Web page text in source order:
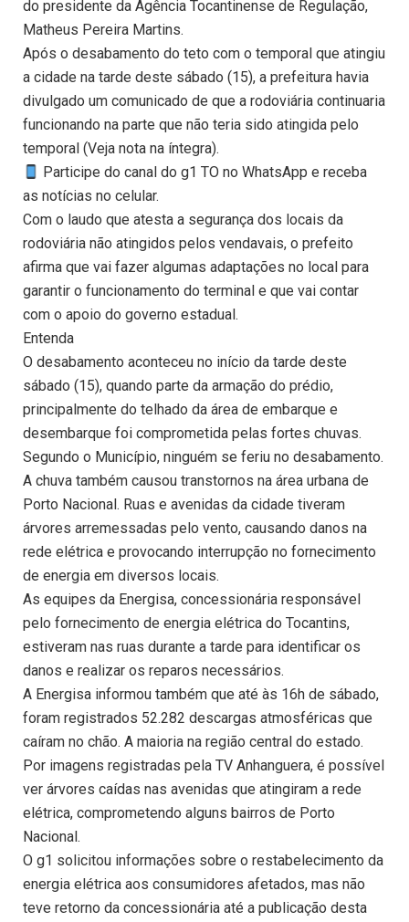
do presidente da Agência Tocantinense de Regulação,
Matheus Pereira Martins.
Após o desabamento do teto com o temporal que atingiu
a cidade na tarde deste sábado (15), a prefeitura havia
divulgado um comunicado de que a rodoviária continuaria
funcionando na parte que não teria sido atingida pelo
temporal (Veja nota na íntegra).
Participe do canal do g1 TO no WhatsApp e receba
as notícias no celular.
Com o laudo que atesta a segurança dos locais da
rodoviária não atingidos pelos vendavais, o prefeito
afirma que vai fazer algumas adaptações no local para
garantir o funcionamento do terminal e que vai contar
com o apoio do governo estadual.
Entenda
O desabamento aconteceu no início da tarde deste
sábado (15), quando parte da armação do prédio,
principalmente do telhado da área de embarque e
desembarque foi comprometida pelas fortes chuvas.
Segundo o Município, ninguém se feriu no desabamento.
A chuva também causou transtornos na área urbana de
Porto Nacional. Ruas e avenidas da cidade tiveram
árvores arremessadas pelo vento, causando danos na
rede elétrica e provocando interrupção no fornecimento
de energia em diversos locais.
As equipes da Energisa, concessionária responsável
pelo fornecimento de energia elétrica do Tocantins,
estiveram nas ruas durante a tarde para identificar os
danos e realizar os reparos necessários.
A Energisa informou também que até às 16h de sábado,
foram registrados 52.282 descargas atmosféricas que
caíram no chão. A maioria na região central do estado.
Por imagens registradas pela TV Anhanguera, é possível
ver árvores caídas nas avenidas que atingiram a rede
elétrica, comprometendo alguns bairros de Porto
Nacional.
O g1 solicitou informações sobre o restabelecimento da
energia elétrica aos consumidores afetados, mas não
teve retorno da concessionária até a publicação desta